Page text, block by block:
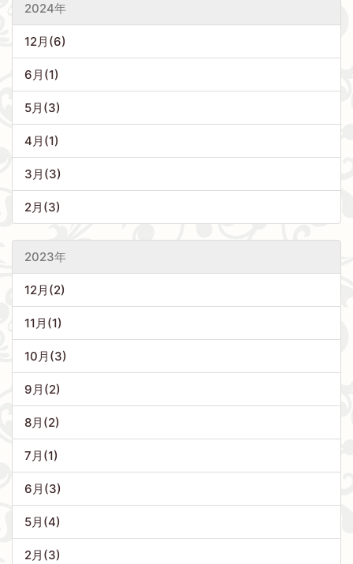
2024年
12月(6)
6月(1)
5月(3)
4月(1)
3月(3)
2月(3)
2023年
12月(2)
11月(1)
10月(3)
9月(2)
8月(2)
7月(1)
6月(3)
5月(4)
2月(3)